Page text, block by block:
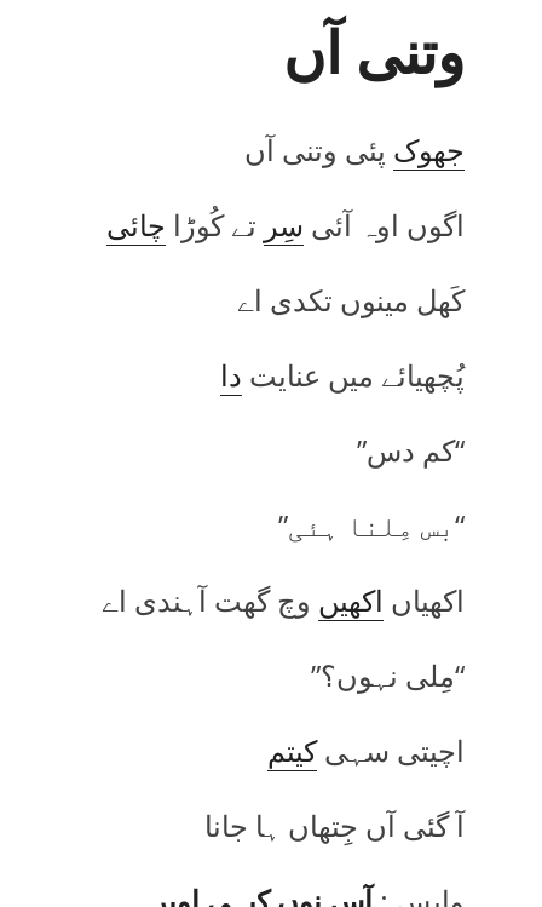
وتنی آں
جھوک پئی وتنی آں
اگوں اوہ آئی سِر تے کُوڑا چائی
کَھل مینوں تکدی اے
پُچھیائے میں عنایت دا
“کم دس”
“بس مِلنا ہئی”
اکھیاں اکھیں وچ گھت آہندی اے
“مِلی نہوں؟”
اچیتی سہیکیتم
آ گئی آں جِتھاں ہا جانا